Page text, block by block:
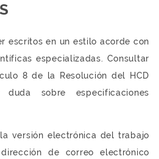
escritos en un estilo acorde con
especializadas. Consultar
8 de la Resolución del HCD
sobre especificaciones
versión electrónica del trabajo
de correo electrónico